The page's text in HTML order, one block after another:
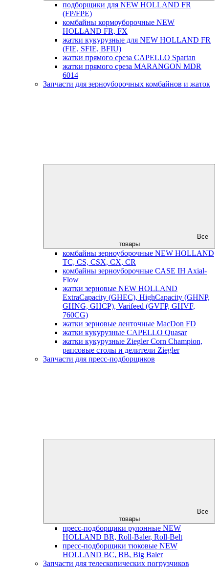
подборщики для NEW HOLLAND FR
(FP/FPE)
комбайны кормоуборочные NEW
HOLLAND FR, FX
жатки кукурузные для NEW HOLLAND FR
(FIE, SFIE, BFIU)
жатки прямого среза CAPELLO Spartan
жатки прямого среза MARANGON MDR
6014
Запчасти для зерноуборочных комбайнов и жаток
Все
товары
комбайны зерноуборочные NEW HOLLAND
TC, CS, CSX, CX, CR
комбайны зерноуборочные CASE IH Axial-
Flow
жатки зерновые NEW HOLLAND
ExtraCapacity (GHEC), HighCapacity (GHNP,
GHNG, GHCP), Varifeed (GVFP, GHVF,
760CG)
жатки зерновые ленточные MacDon FD
жатки кукурузные CAPELLO Quasar
жатки кукурузные Ziegler Corn Champion,
рапсовые столы и делители Ziegler
Запчасти для пресс-подборщиков
Все
товары
пресс-подборщики рулонные NEW
HOLLAND BR, Roll-Baler, Roll-Belt
пресс-подборщики тюковые NEW
HOLLAND BC, BB, Big Baler
Запчасти для телескопических погрузчиков